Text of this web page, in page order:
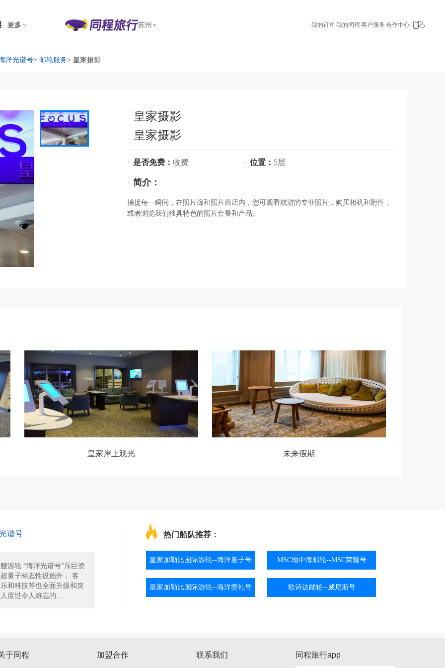
更多 苏州 我的订单我的同程 客户服务 合作中心
洋光谱号> 邮轮服务> 皇家摄影
皇家摄影
皇家摄影
· 是否免费： 收费 · 位置： 5层
· 简介：
捕捉每一瞬间，在照片廊和照片商店内，您可观看航游的专业照片，购买相机和附件，
或者浏览我们独具特色的照片套餐和产品。
皇家岸上观光 未来假期
谱号
游轮 “海洋光谱号”斥巨资
量子标志性设施外， 客
和科技等也全面升级和突
度过令人难忘的...
热门船队推荐：
皇家加勒比国际游轮--海洋量子号 MSC地中海邮轮--MSC荣耀号
皇家加勒比国际游轮--海洋赞礼号 歌诗达邮轮--威尼斯号
于同程 加盟合作 联系我们 同程旅行app